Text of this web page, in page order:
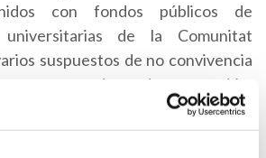
con fondos públicos de
universitarias de la Comunitat
suspuestos de no convivencia
por motivos de separación,
ruptura de parejas de
análogas.